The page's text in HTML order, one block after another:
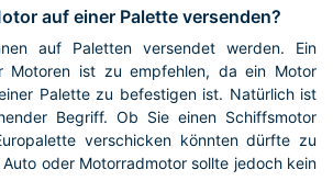
auf einer Palette versenden?
auf Paletten versendet werden. Ein
Motoren ist zu empfehlen, da ein Motor
Palette zu befestigen ist. Natürlich ist
Begriff. Ob Sie einen Schiffsmotor
verschicken könnten dürfte zu
oder Motorradmotor sollte jedoch kein